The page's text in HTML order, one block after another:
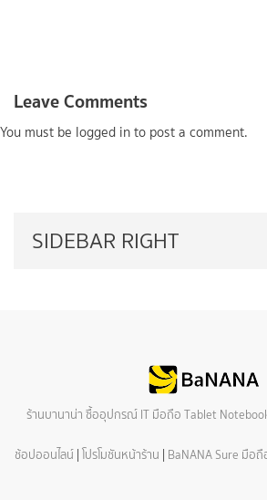
Leave Comments
You must be logged into post a comment.
SIDEBAR RIGHT
ร้านบานาน่า ซื้ออุปกรณ์ IT มือถือ Tablet
ช้อปออนไลน์ | โปรโมชันหน้าร้าน | BaNANA Sure มือ